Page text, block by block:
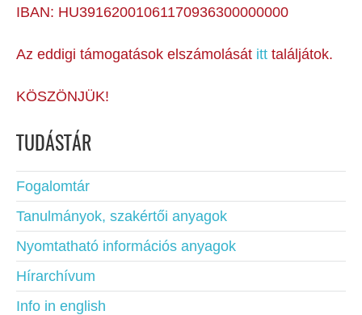
IBAN: HU39162001061170936300000000
Az eddigi támogatások elszámolását itt találjátok.
KÖSZÖNJÜK!
TUDÁSTÁR
Fogalomtár
Tanulmányok, szakértői anyagok
Nyomtatható információs anyagok
Hírarchívum
Info in english